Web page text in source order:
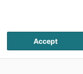
Alda Goncalves
Accept